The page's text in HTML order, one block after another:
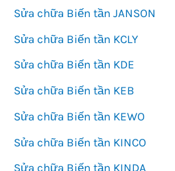
Sửa chữa Biến tần JANSON
Sửa chữa Biến tần KCLY
Sửa chữa Biến tần KDE
Sửa chữa Biến tần KEB
Sửa chữa Biến tần KEWO
Sửa chữa Biến tần KINCO
Sửa chữa Biến tần KINDA